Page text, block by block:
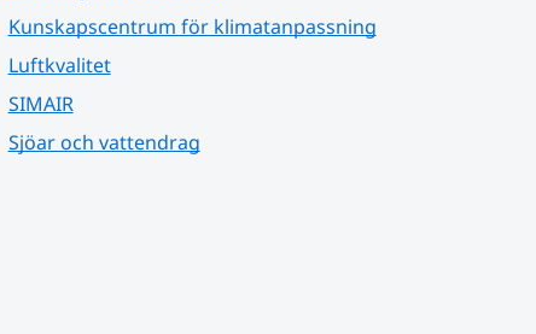
Kunskapscentrum för klimatanpassning
Luftkvalitet
SIMAIR
Sjöar och vattendrag